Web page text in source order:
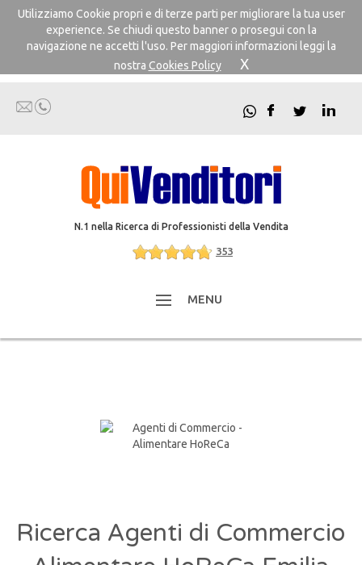
Utilizziamo Cookie propri e di terze parti per migliorare la tua user
experience. Se chiudi questo banner o prosegui con la
navigazione ne accetti l'uso. Per maggiori informazioni leggi la
nostra Cookies Policy X
N.1 nella Ricerca di Professionisti della Vendita
353
MENU
Ricerca Agenti di Commercio